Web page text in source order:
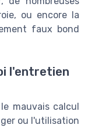
ou encore la
faux bond
l'entretien
mauvais calcul
ou l'utilisation